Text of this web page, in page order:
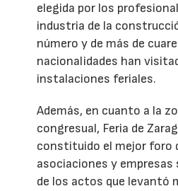
elegida por los
industria de la
número y de más de
nacionalidades han
instalaciones feriales.
Además, en cuanto a la
congresual, Feria de
constituido el mejor foro
asociaciones y empresas
de los actos que levantó